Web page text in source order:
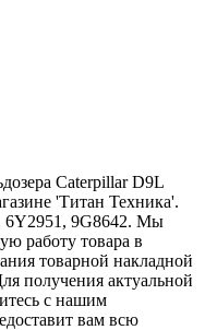
Caterpillar D9L
'Титан Техника'.
6Y2951, 9G8642. Мы
работу товара в
товарной накладной
получения актуальной
с нашим
вам всю